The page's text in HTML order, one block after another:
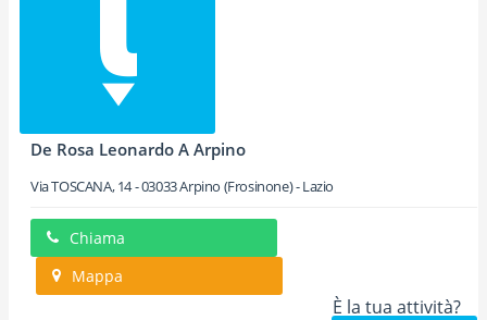
De Rosa Leonardo A Arpino
Via TOSCANA, 14-03033Arpino (Frosinone) -Lazio
Chiama
Mappa
È la tua attività?